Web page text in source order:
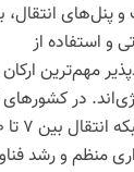
پنل‌های انتقال،
و استفاده از
مهم‌ترین ارکان
در کشورهای
منظم و رشد